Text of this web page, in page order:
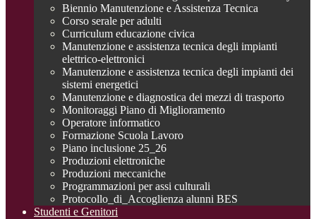
Biennio Manutenzione e Assistenza Tecnica
Corso serale per adulti
Curriculum educazione civica
Manutenzione e assistenza tecnica degli impianti
elettrico-elettronici
Manutenzione e assistenza tecnica degli impianti dei
sistemi energetici
Manutenzione e diagnostica dei mezzi di trasporto
Monitoraggi Piano di Miglioramento
Operatore informatico
Formazione Scuola Lavoro
Piano inclusione 25_26
Produzioni elettroniche
Produzioni meccaniche
Programmazioni per assi culturali
Protocollo_di_Accoglienza alunni BES
Studenti e Genitori